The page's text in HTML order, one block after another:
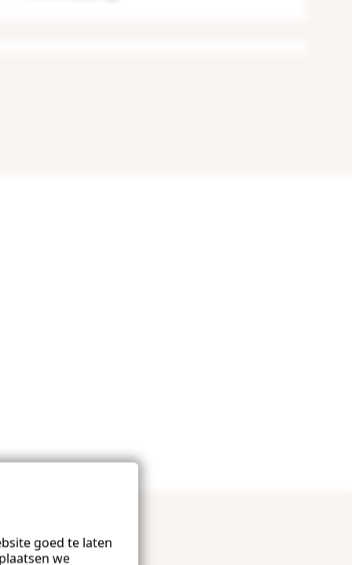
goed te laten
we